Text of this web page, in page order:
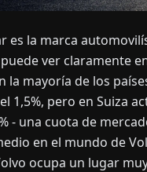
es la marca
puede ver claramente
la mayoría de los
1,5%, pero en Suiza
- una cuota de
en el mundo de
ocupa un lugar